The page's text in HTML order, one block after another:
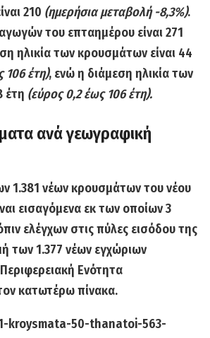
210 (ημερήσια μεταβολή -8,3%).
του επταημέρου είναι 271
ηλικία των κρουσμάτων είναι 44
106 έτη), ενώ η διάμεση ηλικία των
έτη (εύρος 0,2 έως 106 έτη).
ανά γεωγραφική
1.381 νέων κρουσμάτων του νέου
εισαγόμενα εκ των οποίων 3
ελέγχων στις πύλες εισόδου της
των 1.377 νέων εγχώριων
Ενότητα
κατωτέρω πίνακα.